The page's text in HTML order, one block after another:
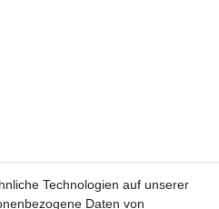
Technologien auf unserer
Daten von